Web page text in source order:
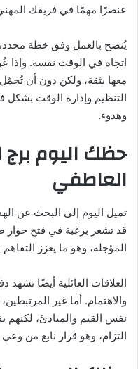
عنصرًا مهمًا في فريقك
يُنصح بالعمل وفق خطة
اتجاه في الوقت نفسه. وإذا
معها بثقة، ولكن دون أن
التنظيم وإدارة الوقت بشكل
وهدوء.
حظك اليوم برج
العاطفي
تميل اليوم إلى البحث عن
قد تشعر برغبة في فتح
المؤجلة، وهو ما يعزز
العلاقات العائلية أيضًا
والاهتمام. أما غير
نفس القيم والمبادئ،
التزام، وهو قرار نابع من